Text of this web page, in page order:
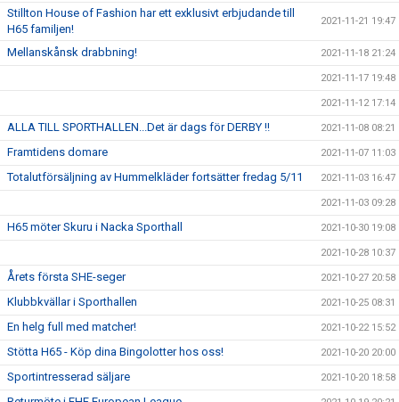
Stillton House of Fashion har ett exklusivt erbjudande till
H65 familjen!
2021-11-21 19:47
Mellanskånsk drabbning! 2021-11-18 21:24
2021-11-17 19:48
2021-11-12 17:14
ALLA TILL SPORTHALLEN...Det är dags för DERBY !! 2021-11-08 08:21
Framtidens domare 2021-11-07 11:03
Totalutförsäljning av Hummelkläder fortsätter fredag 5/11 2021-11-03 16:47
2021-11-03 09:28
H65 möter Skuru i Nacka Sporthall 2021-10-30 19:08
2021-10-28 10:37
Årets första SHE-seger 2021-10-27 20:58
Klubbkvällar i Sporthallen 2021-10-25 08:31
En helg full med matcher! 2021-10-22 15:52
Stötta H65 - Köp dina Bingolotter hos oss! 2021-10-20 20:00
Sportintresserad säljare 2021-10-20 18:58